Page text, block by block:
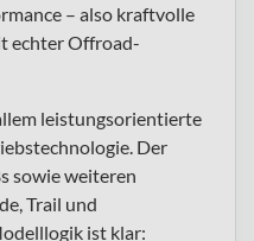
– also kraftvolle
echter Offroad-
leistungsorientierte
Der
sowie weiteren
Trail und
ist klar: